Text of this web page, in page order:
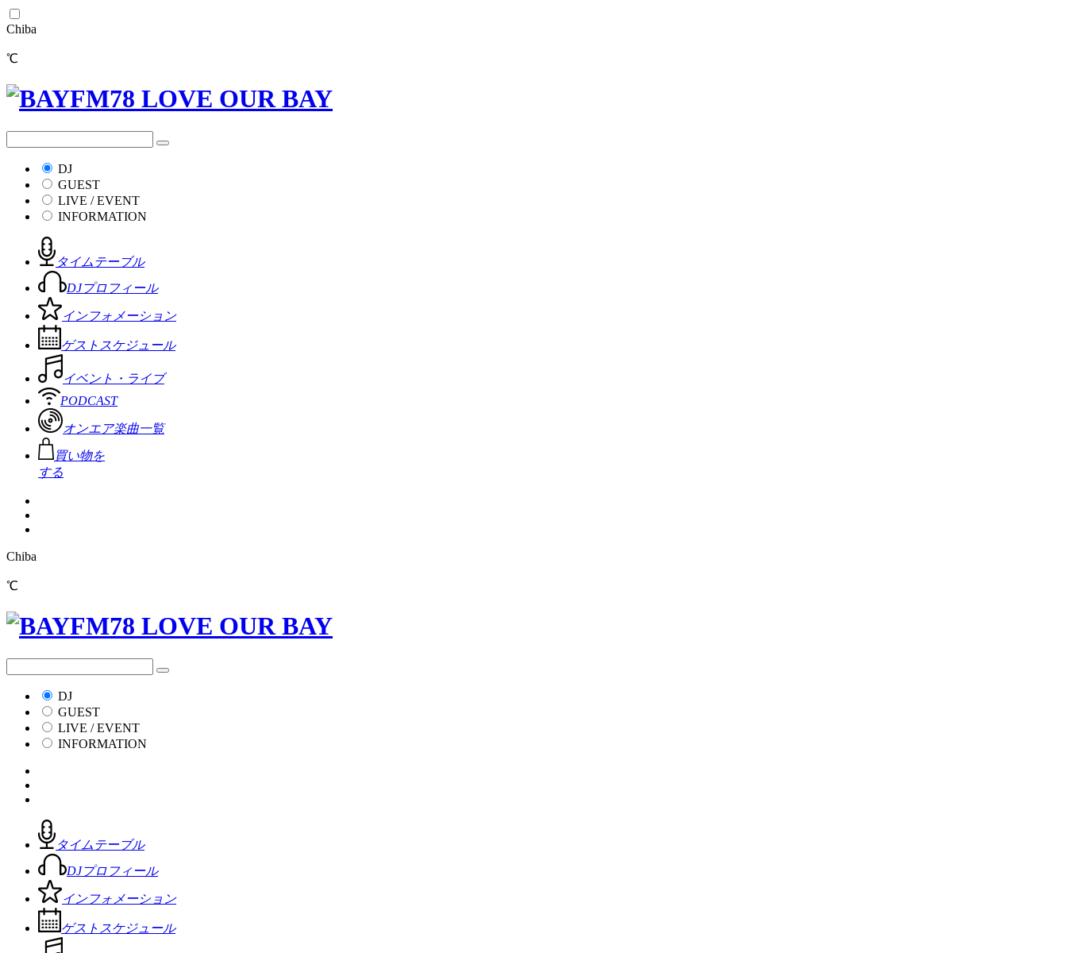
Chiba
℃
DJ
GUEST
LIVE / EVENT
INFORMATION
タイムテーブル
DJプロフィール
インフォメーション
ゲストスケジュール
イベント・ライブ
PODCAST
オンエア楽曲一覧
買い物を
する
Chiba
℃
DJ
GUEST
LIVE / EVENT
INFORMATION
タイムテーブル
DJプロフィール
インフォメーション
ゲストスケジュール